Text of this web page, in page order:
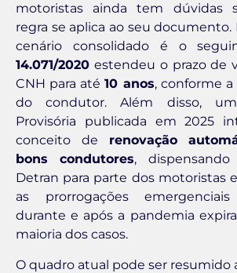
motoristas ainda tem dúvidas
regra se aplica ao seu documento.
cenário consolidado é o
14.071/2020 estendeu o prazo de
CNH para até10 anos, conforme a
do condutor. Além disso,
Provisória publicada em 2025
conceito de renovação
bons condutores,
Detran para parte dos motoristas
as prorrogações
durante e após a pandemia
maioria dos casos.
O quadro atual pode ser resumido